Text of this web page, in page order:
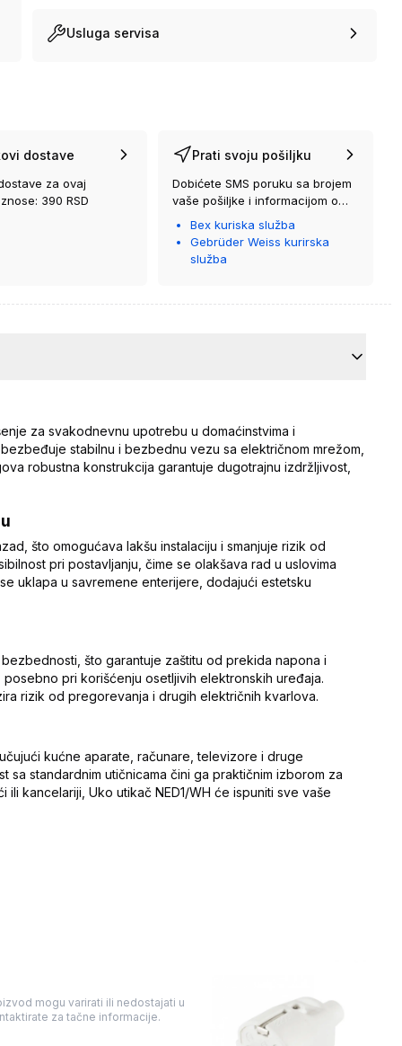
Usluga servisa
dostave
za ovaj
390 RSD
Prati svoju pošiljku
Dobićete SMS poruku sa brojem
vaše pošiljke i informacijom o
kurirskoj službi koja će vam je
Bex kuriska služba
Gebrüder Weiss kurirska
služba
za svakodnevnu upotrebu u domaćinstvima i
stabilnu i bezbednu vezu sa električnom mrežom,
robustna konstrukcija garantuje dugotrajnu izdržljivost,
što omogućava lakšu instalaciju i smanjuje rizik od
pri postavljanju, čime se olakšava rad u uslovima
uklapa u savremene enterijere, dodajući estetsku
što garantuje zaštitu od prekida napona i
pri korišćenju osetljivih elektronskih uređaja.
rizik od pregorevanja i drugih električnih kvarlova.
kućne aparate, računare, televizore i druge
standardnim utičnicama čini ga praktičnim izborom za
kancelariji, Uko utikač NED1/WH će ispuniti sve vaše
mogu varirati ili nedostajati u
za tačne informacije.